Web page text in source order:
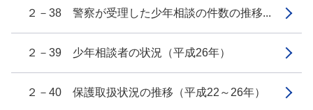
２－38 警察が受理した少年相談の件数の推移...
２－39 少年相談者の状況（平成26年）
２－40 保護取扱状況の推移（平成22～26年）